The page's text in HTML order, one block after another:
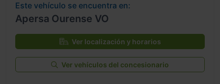
Este vehículo se encuentra en:
Apersa Ourense VO
Ver localización y horarios
Ver vehículos del concesionario